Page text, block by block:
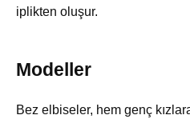
iplikten oluşur.
Modeller
Bez elbiseler, hem genç